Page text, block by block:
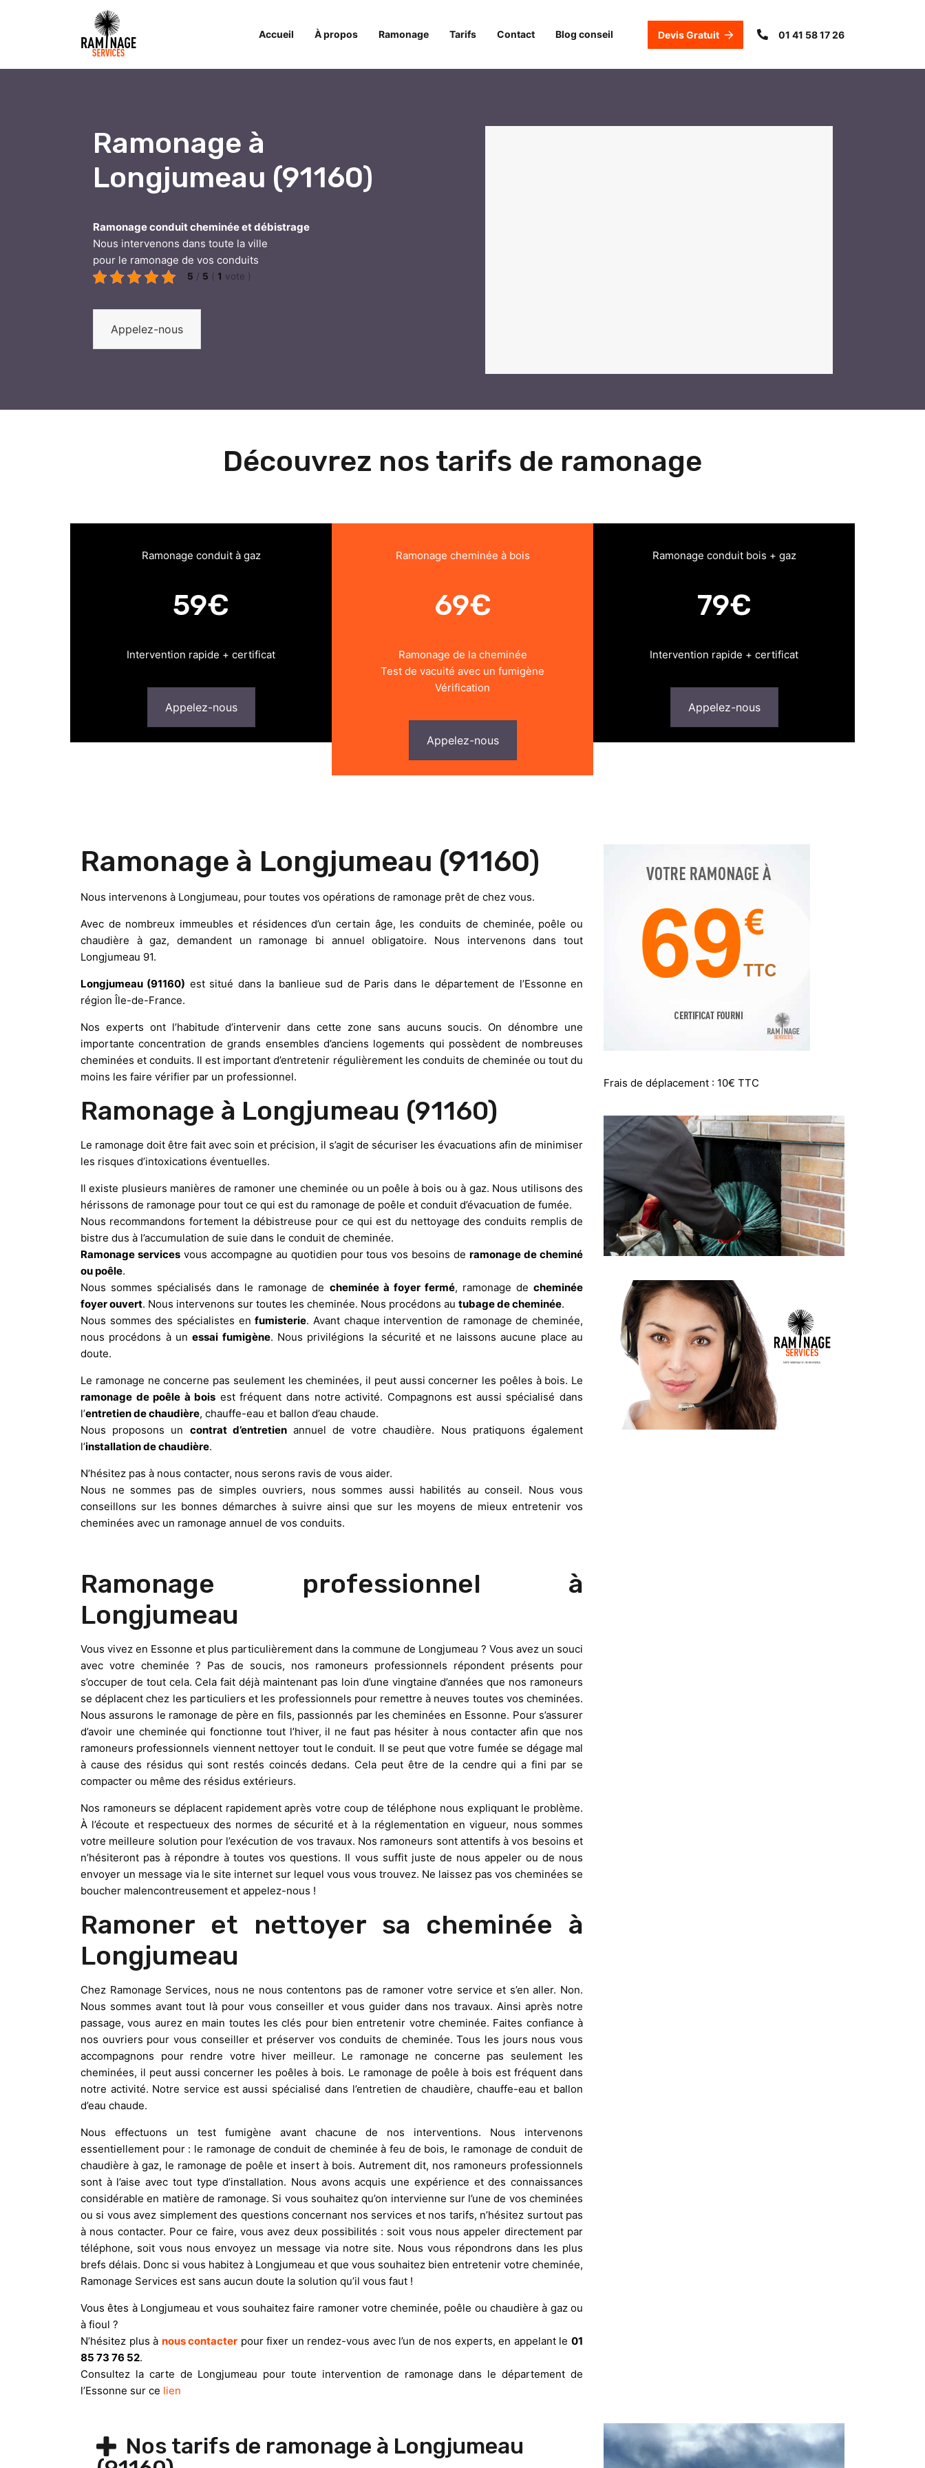
Accueil À propos Ramonage Tarifs Contact Blog conseil Devis Gratuit 01 41 58 17 26
Ramonage à
Longjumeau (91160)
Ramonage conduit cheminée et débistrage
Nous intervenons dans toute la ville
pour le ramonage de vos conduits
5 / 5 ( 1 vote )
Appelez-nous
Découvrez nos tarifs de ramonage
Ramonage conduit à gaz
59€
Intervention rapide + certificat
Appelez-nous
Ramonage cheminée à bois
69€
Ramonage de la cheminée
Test de vacuité avec un fumigène
Vérification
Appelez-nous
Ramonage conduit bois + gaz
79€
Intervention rapide + certificat
Appelez-nous
Ramonage à Longjumeau (91160)
Nous intervenons à Longjumeau, pour toutes vos opérations de ramonage prêt de chez vous.
Avec de nombreux immeubles et résidences d’un certain âge, les conduits de cheminée, poêle ou
chaudière à gaz, demandent un ramonage bi annuel obligatoire. Nous intervenons dans tout
Longjumeau 91.
Longjumeau (91160) est situé dans la banlieue sud de Paris dans le département de l’Essonne en
région Île-de-France.
Nos experts ont l’habitude d’intervenir dans cette zone sans aucuns soucis. On dénombre une
importante concentration de grands ensembles d’anciens logements qui possèdent de nombreuses
cheminées et conduits. Il est important d’entretenir régulièrement les conduits de cheminée ou tout du
moins les faire vérifier par un professionnel.
Ramonage à Longjumeau (91160)
Le ramonage doit être fait avec soin et précision, il s’agit de sécuriser les évacuations afin de minimiser
les risques d’intoxications éventuelles.
Il existe plusieurs manières de ramoner une cheminée ou un poêle à bois ou à gaz. Nous utilisons des
hérissons de ramonage pour tout ce qui est du ramonage de poêle et conduit d’évacuation de fumée.
Nous recommandons fortement la débistreuse pour ce qui est du nettoyage des conduits remplis de
bistre dus à l’accumulation de suie dans le conduit de cheminée.
Ramonage servicesvous accompagne au quotidien pour tous vos besoins deramonage de cheminé
ou poêle.
Nous sommes spécialisés dans le ramonage de cheminée à foyer fermé, ramonage decheminée
foyer ouvert. Nous intervenons sur toutes les cheminée. Nous procédons au tubage de cheminée.
Nous sommes des spécialistes enfumisterie. Avant chaque intervention de ramonage de cheminée,
nous procédons à unessai fumigène. Nous privilégions la sécurité et ne laissons aucune place au
doute.
Le ramonage ne concerne pas seulement les cheminées, il peut aussi concerner les poêles à bois. Le
ramonage de poêle à bois est fréquent dans notre activité. Compagnons est aussi spécialisé dans
l’entretien de chaudière, chauffe-eau et ballon d’eau chaude.
Nous proposons un contrat d’entretienannuel de votre chaudière. Nous pratiquons également
l’installation de chaudière.
N’hésitez pas à nous contacter, nous serons ravis de vous aider.
Nous ne sommes pas de simples ouvriers, nous sommes aussi habilités au conseil. Nous vous
conseillons sur les bonnes démarches à suivre ainsi que sur les moyens de mieux entretenir vos
cheminées avec un ramonage annuel de vos conduits.
Ramonage professionnel à
Longjumeau
Vous vivez en Essonne et plus particulièrement dans la commune de Longjumeau ? Vous avez un souci
avec votre cheminée ? Pas de soucis, nos ramoneurs professionnels répondent présents pour
s’occuper de tout cela. Cela fait déjà maintenant pas loin d’une vingtaine d’années que nos ramoneurs
se déplacent chez les particuliers et les professionnels pour remettre à neuves toutes vos cheminées.
Nous assurons le ramonage de père en fils, passionnés par les cheminées en Essonne. Pour s’assurer
d’avoir une cheminée qui fonctionne tout l’hiver, il ne faut pas hésiter à nous contacter afin que nos
ramoneurs professionnels viennent nettoyer tout le conduit. Il se peut que votre fumée se dégage mal
à cause des résidus qui sont restés coincés dedans. Cela peut être de la cendre qui a fini par se
compacter ou même des résidus extérieurs.
Nos ramoneurs se déplacent rapidement après votre coup de téléphone nous expliquant le problème.
À l’écoute et respectueux des normes de sécurité et à la réglementation en vigueur, nous sommes
votre meilleure solution pour l’exécution de vos travaux. Nos ramoneurs sont attentifs à vos besoins et
n’hésiteront pas à répondre à toutes vos questions. Il vous suffit juste de nous appeler ou de nous
envoyer un message via le site internet sur lequel vous vous trouvez. Ne laissez pas vos cheminées se
boucher malencontreusement et appelez-nous !
Ramoner et nettoyer sa cheminée à
Longjumeau
Chez Ramonage Services, nous ne nous contentons pas de ramoner votre service et s’en aller. Non.
Nous sommes avant tout là pour vous conseiller et vous guider dans nos travaux. Ainsi après notre
passage, vous aurez en main toutes les clés pour bien entretenir votre cheminée. Faites confiance à
nos ouvriers pour vous conseiller et préserver vos conduits de cheminée. Tous les jours nous vous
accompagnons pour rendre votre hiver meilleur. Le ramonage ne concerne pas seulement les
cheminées, il peut aussi concerner les poêles à bois. Le ramonage de poêle à bois est fréquent dans
notre activité. Notre service est aussi spécialisé dans l’entretien de chaudière, chauffe-eau et ballon
d’eau chaude.
Nous effectuons un test fumigène avant chacune de nos interventions. Nous intervenons
essentiellement pour : le ramonage de conduit de cheminée à feu de bois, le ramonage de conduit de
chaudière à gaz, le ramonage de poêle et insert à bois. Autrement dit, nos ramoneurs professionnels
sont à l’aise avec tout type d’installation. Nous avons acquis une expérience et des connaissances
considérable en matière de ramonage. Si vous souhaitez qu’on intervienne sur l’une de vos cheminées
ou si vous avez simplement des questions concernant nos services et nos tarifs, n’hésitez surtout pas
à nous contacter. Pour ce faire, vous avez deux possibilités : soit vous nous appeler directement par
téléphone, soit vous nous envoyez un message via notre site. Nous vous répondrons dans les plus
brefs délais. Donc si vous habitez à Longjumeau et que vous souhaitez bien entretenir votre cheminée,
Ramonage Services est sans aucun doute la solution qu’il vous faut !
Vous êtes à Longjumeau et vous souhaitez faire ramoner votre cheminée, poêle ou chaudière à gaz ou
à fioul ?
N’hésitez plus à nous contacter pour fixer un rendez-vous avec l’un de nos experts, en appelant le01
85 73 76 52.
Consultez la carte de Longjumeau pour toute intervention de ramonage dans le département de
l’Essonne sur ce lien
Frais de déplacement : 10€ TTC
Nos tarifs de ramonage à Longjumeau